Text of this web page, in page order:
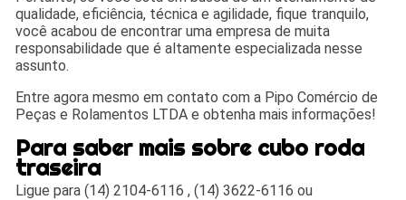
qualidade, eficiência, técnica e agilidade, fique tranquilo,
você acabou de encontrar uma empresa de muita
responsabilidade que é altamente especializada nesse
assunto.
Entre agora mesmo em contato com a Pipo Comércio de
Peças e Rolamentos LTDA e obtenha mais informações!
Para saber mais sobre cubo roda
traseira
Ligue para(14) 2104-6116 ,(14) 3622-6116 ou